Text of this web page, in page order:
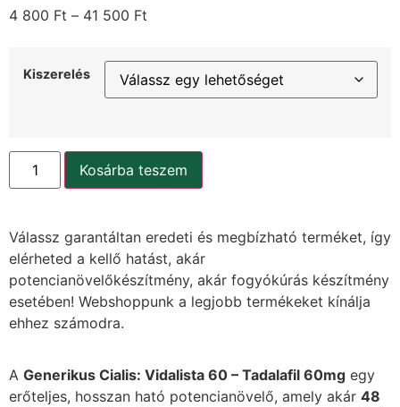
4 800 Ft – 41 500 Ft
Kiszerelés
Kosárba teszem
Válassz garantáltan eredeti és megbízható terméket, így
elérheted a kellő hatást, akár
potencianövelőkészítmény, akár fogyókúrás készítmény
esetében! Webshoppunk a legjobb termékeket kínálja
ehhez számodra.
A Generikus Cialis: Vidalista 60 – Tadalafil 60mg egy
erőteljes, hosszan ható potencianövelő, amely akár 48